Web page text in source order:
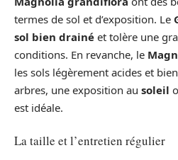
termes de sol et d’exposition. Le
sol bien drainé et tolère une
conditions. En revanche, le
les sols légèrement acides et
arbres, une exposition au soleil
est idéale.
La taille et l’entretien régulier